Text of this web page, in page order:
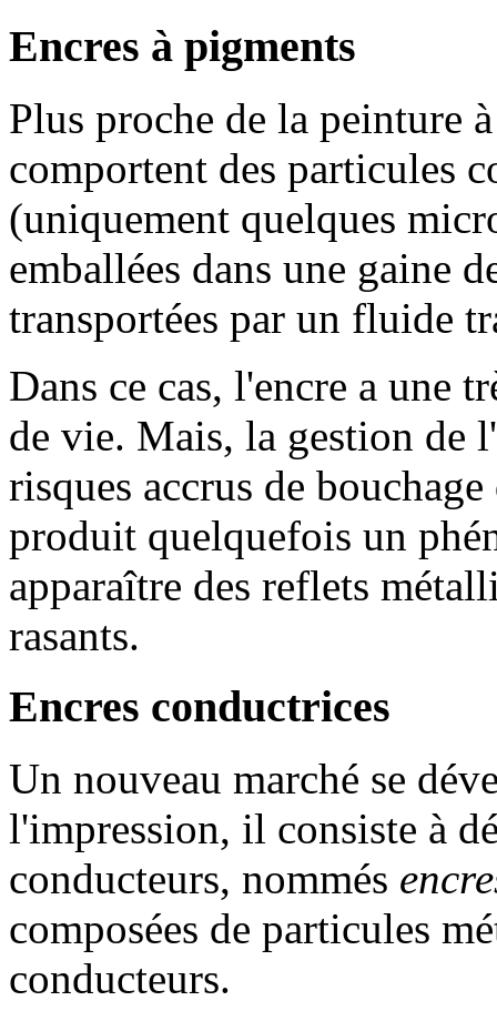
Encres à pigments
Plus proche de la peinture
comportent des particules
(uniquement quelques
emballées dans une gaine
transportées par un fluide
Dans ce cas, l'encre a une
de vie. Mais, la gestion de
risques accrus de
produit quelquefois un
apparaître des reflets
rasants.
Encres conductrices
Un nouveau marché se
l'impression, il consiste à
conducteurs, nommés
composées de particules
conducteurs.